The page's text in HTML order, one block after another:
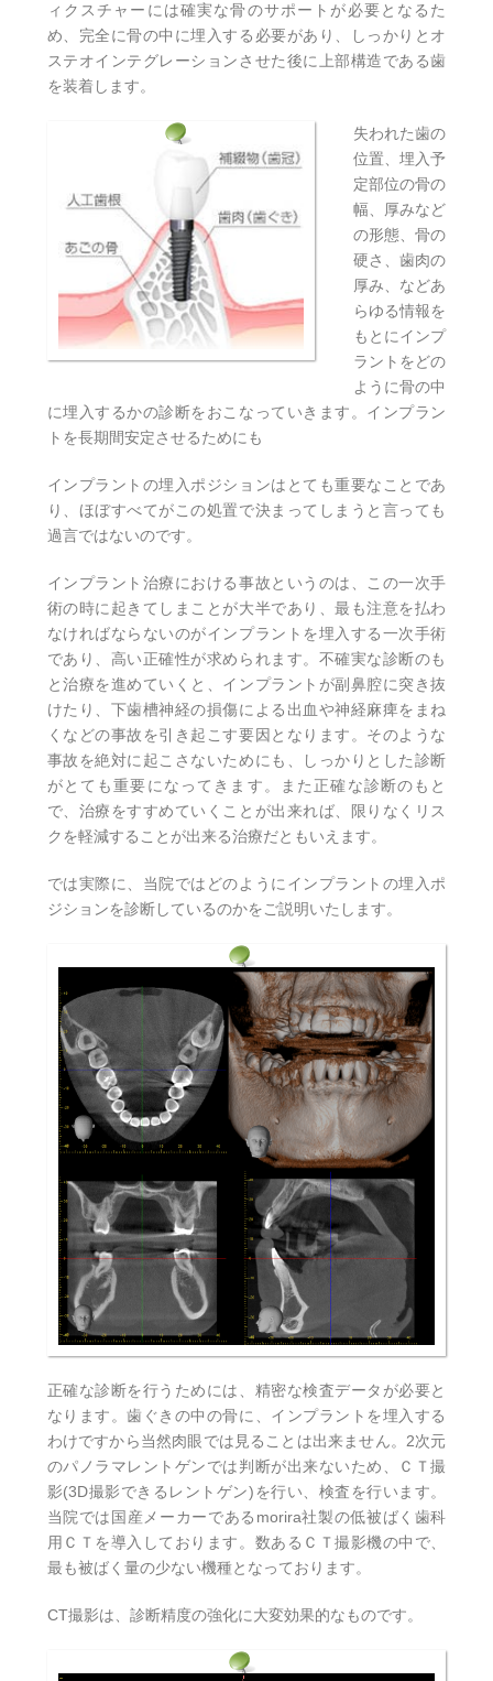
ィクスチャーには確実な骨のサポートが必要となるた
め、完全に骨の中に埋入する必要があり、しっかりとオ
ステオインテグレーションさせた後に上部構造である歯
を装着します。
失われた歯の
位置、埋入予
定部位の骨の
幅、厚みなど
の形態、骨の
硬さ、歯肉の
厚み、などあ
らゆる情報を
もとにインプ
ラントをどの
ように骨の中
に埋入するかの診断をおこなっていきます。インプラン
トを長期間安定させるためにも
インプラントの埋入ポジションはとても重要なことであ
り、ほぼすべてがこの処置で決まってしまうと言っても
過言ではないのです。
インプラント治療における事故というのは、この一次手
術の時に起きてしまことが大半であり、最も注意を払わ
なければならないのがインプラントを埋入する一次手術
であり、高い正確性が求められます。不確実な診断のも
と治療を進めていくと、インプラントが副鼻腔に突き抜
けたり、下歯槽神経の損傷による出血や神経麻痺をまね
くなどの事故を引き起こす要因となります。そのような
事故を絶対に起こさないためにも、しっかりとした診断
がとても重要になってきます。また正確な診断のもと
で、治療をすすめていくことが出来れば、限りなくリス
クを軽減することが出来る治療だともいえます。
では実際に、当院ではどのようにインプラントの埋入ポ
ジションを診断しているのかをご説明いたします。
正確な診断を行うためには、精密な検査データが必要と
なります。歯ぐきの中の骨に、インプラントを埋入する
わけですから当然肉眼では見ることは出来ません。2次元
のパノラマレントゲンでは判断が出来ないため、ＣＴ撮
影(3D撮影できるレントゲン)を行い、検査を行います。
当院では国産メーカーであるmorira社製の低被ばく歯科
用ＣＴを導入しております。数あるＣＴ撮影機の中で、
最も被ばく量の少ない機種となっております。
CT撮影は、診断精度の強化に大変効果的なものです。